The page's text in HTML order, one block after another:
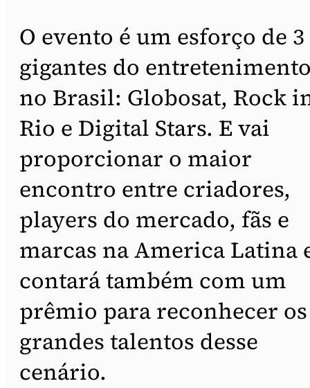
O evento é um esforço de 3
gigantes do
no Brasil: Globosat, Rock
Rio e Digital Stars. E vai
proporcionar o maior
encontro entre criadores,
players do mercado, fãs e
marcas na America Latina
contará também com um
prêmio para reconhecer os
grandes talentos desse
cenário.